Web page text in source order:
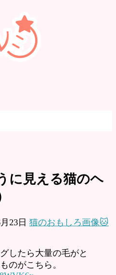
に見える猫のヘ
23日 猫のおもしろ画像🐱
したら大量の毛がと
のがこちら。